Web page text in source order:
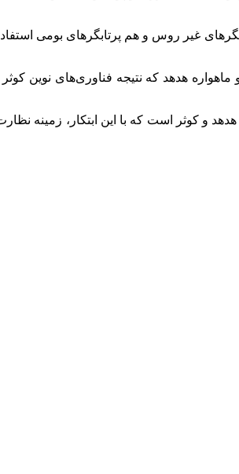
غیر روس و هم پرتابگرهای بومی استفاده
نخست در شکل‌گیری منظومه ماهواره‌ای خواهد بود. این منظومه شامل ۲۰۰ ماهواره از نوع هدهد و